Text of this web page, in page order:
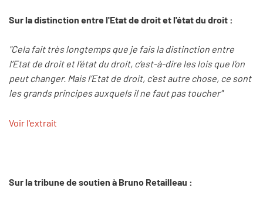
Sur la distinction entre l'Etat de droit et l'état du droit :
"Cela fait très longtemps que je fais la distinction entre
l’Etat de droit et l’état du droit, c’est-à-dire les lois que l’on
peut changer. Mais l’Etat de droit, c’est autre chose, ce sont
les grands principes auxquels il ne faut pas toucher"
Voir l'extrait
Sur la tribune de soutien à Bruno Retailleau :